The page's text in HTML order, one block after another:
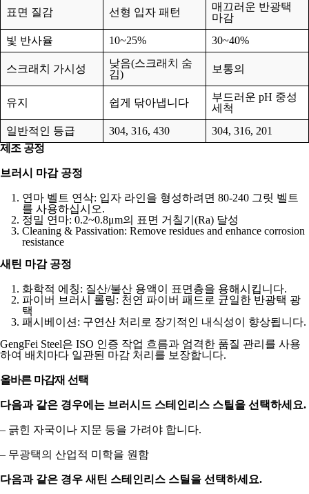
표면 질감 선형 입자 패턴
매끄러운 반광택
마감
빛 반사율
10~25% 30~40%
스크래치 가시성
낮음(스크래치 숨
김)
보통의
유지 쉽게 닦아냅니다
부드러운 pH 중성
세척
일반적인 등급
304, 316, 430
304, 316, 201
제조 공정
브러시 마감 공정
연마 벨트 연삭: 입자 라인을 형성하려면 80-240 그릿 벨트
를 사용하십시오.
정밀 연마: 0.2~0.8μm의 표면 거칠기(Ra) 달성
Cleaning & Passivation: Remove residues and enhance corrosion
resistance
새틴 마감 공정
화학적 에칭: 질산/불산 용액이 표면층을 용해시킵니다.
파이버 브러시 롤링: 천연 파이버 패드로 균일한 반광택 광
택
패시베이션: 구연산 처리로 장기적인 내식성이 향상됩니다.
GengFei Steel은 ISO 인증 작업 흐름과 엄격한 품질 관리를 사용
하여 배치마다 일관된 마감 처리를 보장합니다.
올바른 마감재 선택
다음과 같은 경우에는 브러시드 스테인리스 스틸을 선택하세요.
– 긁힌 자국이나 지문 등을 가려야 합니다.
– 무광택의 산업적 미학을 원함
다음과 같은 경우 새틴 스테인리스 스틸을 선택하세요.